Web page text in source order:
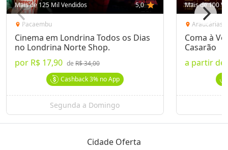
Mais de 125 Mil Vendidos 5,0 star
location_on Pacaembu
Cinema em Londrina Todos os Dias
no Londrina Norte Shop.
por R$ 17,90 deR$ 34,00
Cashback3%no App
Segunda a Domingo
Mais de 100
location_on Araucárias
Coma à
Casarão
a partir de
Cidade Oferta